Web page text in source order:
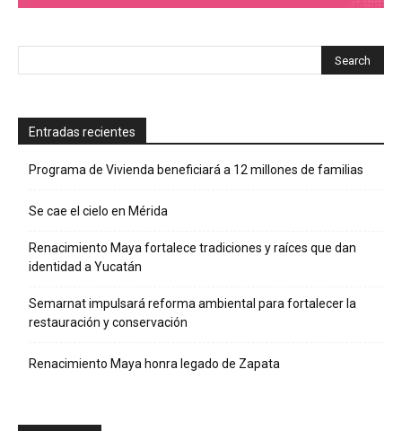
Entradas recientes
Programa de Vivienda beneficiará a 12 millones de familias
Se cae el cielo en Mérida
Renacimiento Maya fortalece tradiciones y raíces que dan
identidad a Yucatán
Semarnat impulsará reforma ambiental para fortalecer la
restauración y conservación
Renacimiento Maya honra legado de Zapata